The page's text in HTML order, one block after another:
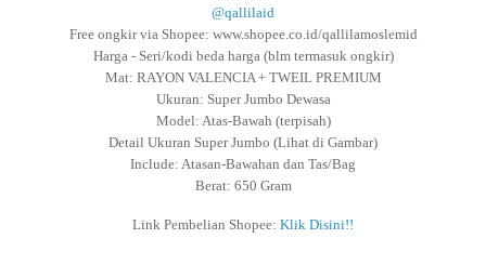
@qallilaid
Free ongkir via Shopee: www.shopee.co.id/qallilamoslemid
Harga - Seri/kodi beda harga (blm termasuk ongkir)
Mat: RAYON VALENCIA + TWEIL PREMIUM
Ukuran: Super Jumbo Dewasa
Model: Atas-Bawah (terpisah)
Detail Ukuran Super Jumbo (Lihat di Gambar)
Include: Atasan-Bawahan dan Tas/Bag
Berat: 650 Gram
Link Pembelian Shopee: Klik Disini!!